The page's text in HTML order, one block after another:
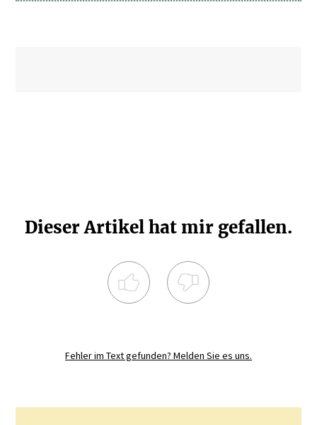
Dieser Artikel hat mir gefallen.
Fehler im Text gefunden? Melden Sie es uns.